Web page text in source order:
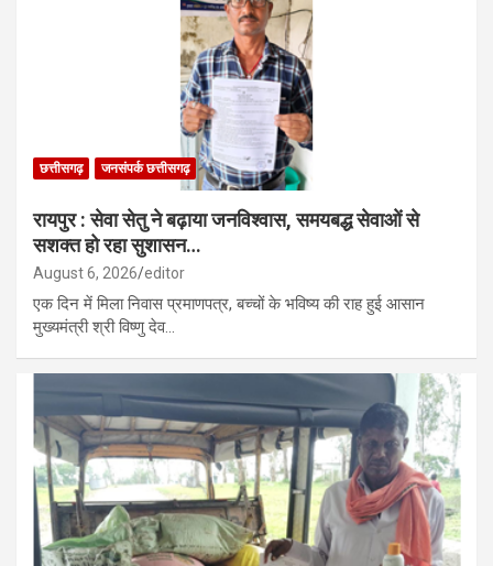
छत्तीसगढ़ जनसंपर्क छत्तीसगढ़
रायपुर : सेवा सेतु ने बढ़ाया जनविश्वास, समयबद्ध सेवाओं से
सशक्त हो रहा सुशासन…
August 6, 2026 editor
एक दिन में मिला निवास प्रमाणपत्र, बच्चों के भविष्य की राह हुई आसान
मुख्यमंत्री श्री विष्णु देव…